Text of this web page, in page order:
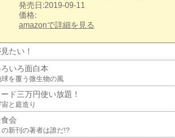
発売日:2019-09-11
価格:
amazonで詳細を見る
たい！
いろ面白本
球を覆う微生物の風
ド三万円使い放題！
と庭造り
会
の新刊の著者は誰だ!?